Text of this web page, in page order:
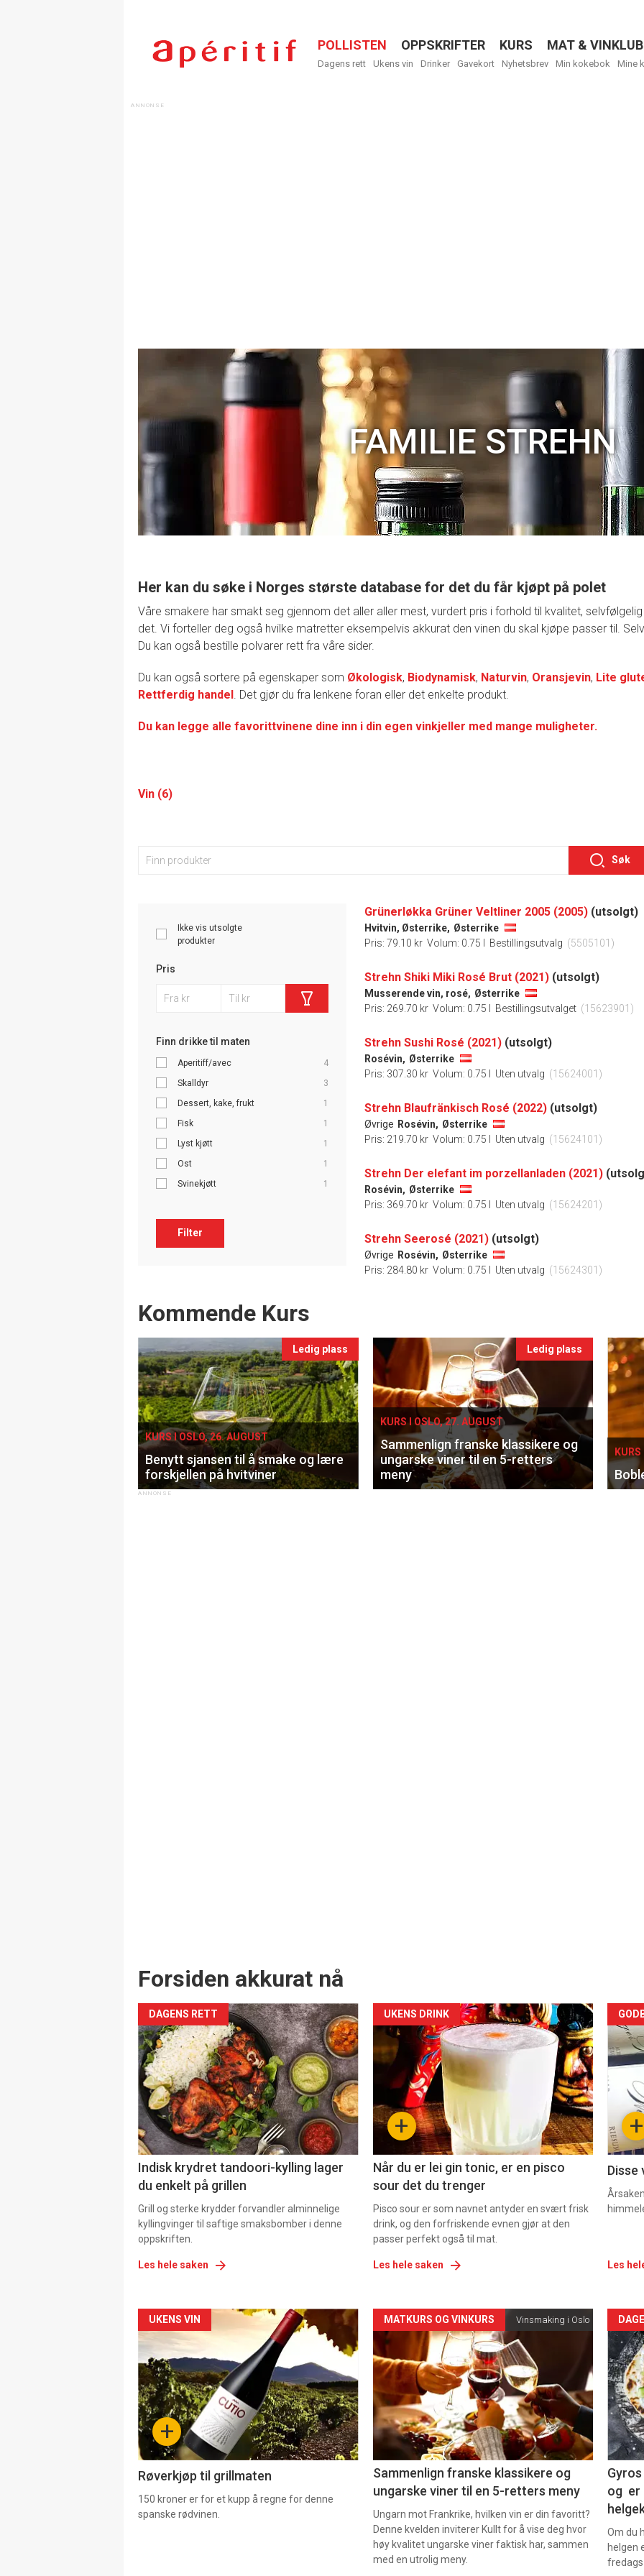
Menu
POLLISTEN OPPSKRIFTER KURS MAT &
Dagens rett Ukens vin Drinker Gavekort Nyhetsbrev Min kokebok Mine
FAMILIE STREHN
Her kan du søke i Norges største database for det du får kjøpt på polet
Våre smakere har smakt seg gjennom det aller aller mest, vurdert pris i forhold til kvalitet,
det. Vi forteller deg også hvilke matretter eksempelvis akkurat den vinen du skal kjøpe passer til.
Du kan også bestille polvarer rett fra våre sider.
Du kan også sortere på egenskaper som Økologisk, Biodynamisk, Naturvin, Oransjevin, Lite
Rettferdig handel. Det gjør du fra lenkene foran eller det enkelte produkt.
Du kan legge alle favorittvinene dine inn i din egen vinkjeller med mange muligheter.
Vin (6)
Søk
Ikke vis utsolgte
produkter
Pris
Finn drikke til maten
Aperitiff/avec
4
Skalldyr
3
Dessert, kake, frukt
1
Fisk
1
Lyst kjøtt
1
Ost
1
Svinekjøtt
1
Filter
Grünerløkka Grüner Veltliner 2005 (2005) (utsolgt)
Hvitvin, Østerrike, Østerrike
Pris: 79.10 kr Volum: 0.75 l Bestillingsutvalg (5505101)
Strehn Shiki Miki Rosé Brut (2021) (utsolgt)
Musserende vin, rosé, Østerrike
Pris: 269.70 kr Volum: 0.75 l Bestillingsutvalget (15623901)
Strehn Sushi Rosé (2021) (utsolgt)
Rosévin, Østerrike
Pris: 307.30 kr Volum: 0.75 l Uten utvalg (15624001)
Strehn Blaufränkisch Rosé (2022) (utsolgt)
Øvrige Rosévin, Østerrike
Pris: 219.70 kr Volum: 0.75 l Uten utvalg (15624101)
Strehn Der elefant im porzellanladen (2021)
Rosévin, Østerrike
Pris: 369.70 kr Volum: 0.75 l Uten utvalg (15624201)
Strehn Seerosé (2021) (utsolgt)
Øvrige Rosévin, Østerrike
Pris: 284.80 kr Volum: 0.75 l Uten utvalg (15624301)
Events
Kommende Kurs
Ledig plass
KURS I OSLO, 26. AUGUST
Benytt sjansen til å smake og lære
forskjellen på hvitviner
Ledig plass
KURS I OSLO, 27. AUGUST
Sammenlign franske klassikere og
ungarske viner til en 5-retters
meny
Forsiden akkurat nå
DAGENS RETT
Indisk krydret tandoori-kylling lager
du enkelt på grillen
Grill og sterke krydder forvandler alminnelige
kyllingvinger til saftige smaksbomber i denne
oppskriften.
Les hele saken
Forsiden
akkurat
nå
-
+
UKENS DRINK
Når du er lei gin tonic, er en pisco
sour det du trenger
Pisco sour er som navnet antyder en svært frisk
drink, og den forfriskende evnen gjør at den
passer perfekt også til mat.
Les hele saken
nå
3 +
Disse
Les
Forsiden
akkurat
nå
-
4 +
UKENS VIN
Røverkjøp til grillmaten
150 kroner er for et kupp å regne for denne
spanske rødvinen.
Forsiden
akkurat
nå
-
5
MATKURS OG VINKURS Vinsmaking i Oslo
Sammenlign franske klassikere og
ungarske viner til en 5-retters meny
Ungarn mot Frankrike, hvilken vin er din favoritt?
Denne kvelden inviterer Kullt for å vise deg hvor
høy kvalitet ungarske viner faktisk har, sammen
med en utrolig meny.
nå
-
6
og er
Om du
helgen